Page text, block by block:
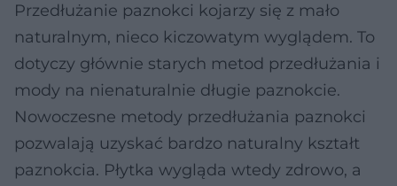
Przedłużanie paznokci kojarzy się z mało
naturalnym, nieco kiczowatym wyglądem. To
dotyczy głównie starych metod przedłużania i
mody na nienaturalnie długie paznokcie.
Nowoczesne metody przedłużania paznokci
pozwalają uzyskać bardzo naturalny kształt
paznokcia. Płytka wygląda wtedy zdrowo, a